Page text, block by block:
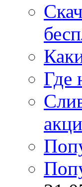
Где